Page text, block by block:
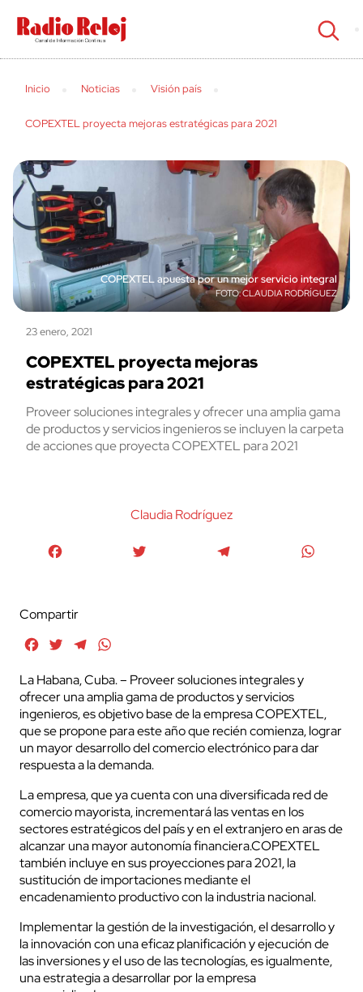
cerrar
Inicio Noticias Visión país
COPEXTEL proyecta mejoras estratégicas para 2021
COPEXTEL apuesta por un mejor servicio integral
CLAUDIA RODRÍGUEZ
23 enero, 2021
COPEXTEL proyecta mejoras
estratégicas para 2021
Proveer soluciones integrales y ofrecer una amplia gama
de productos y servicios ingenieros se incluyen la carpeta
de acciones que proyecta COPEXTEL para 2021
Claudia Rodríguez
Compartir
FacebookTwitterTelegram
La Habana, Cuba. – Proveer soluciones integrales y
ofrecer una amplia gama de productos y servicios
ingenieros, es objetivo base de la empresa COPEXTEL,
que se propone para este año que recién comienza, lograr
un mayor desarrollo del comercio electrónico para dar
respuesta a la demanda.
La empresa, que ya cuenta con una diversificada red de
comercio mayorista, incrementará las ventas en los
sectores estratégicos del país y en el extranjero en aras de
alcanzar una mayor autonomía financiera.COPEXTEL
también incluye en sus proyecciones para 2021, la
sustitución de importaciones mediante el
encadenamiento productivo con la industria nacional.
Implementar la gestión de la investigación, el desarrollo y
la innovación con una eficaz planificación y ejecución de
las inversiones y el uso de las tecnologías, es igualmente,
una estrategia a desarrollar por la empresa